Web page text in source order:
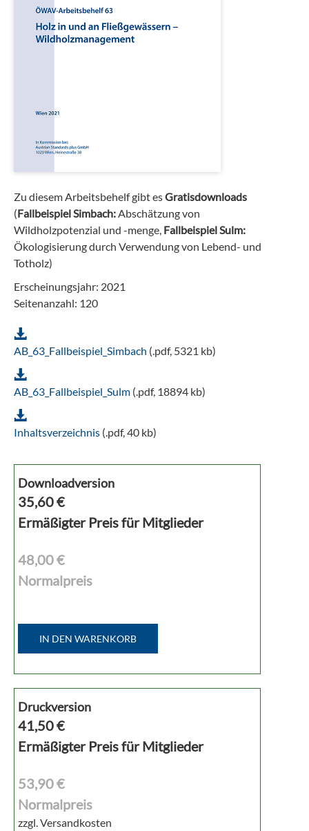
Zu diesem Arbeitsbehelf gibt esGratisdownloads
(Fallbeispiel Simbach:Abschätzung von
Wildholzpotenzial und -menge, Fallbeispiel Sulm:
Ökologisierung durch Verwendung von Lebend- und
Totholz)
Erscheinungsjahr: 2021
Seitenanzahl: 120
AB_63_Fallbeispiel_Simbach (.pdf, 5321 kb)
AB_63_Fallbeispiel_Sulm (.pdf, 18894 kb)
Inhaltsverzeichnis (.pdf, 40 kb)
Downloadversion
35,60€
Ermäßigter Preis für Mitglieder
48,00 €
Normalpreis
IN DEN WARENKORB
Druckversion
41,50€
Ermäßigter Preis für Mitglieder
53,90 €
Normalpreis
zzgl. Versandkosten